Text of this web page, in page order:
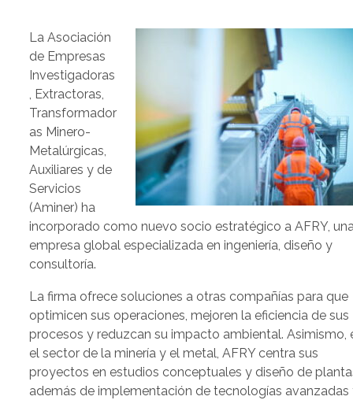
La Asociación
de Empresas
Investigadoras
, Extractoras,
Transformador
as Minero-
Metalúrgicas,
Auxiliares y de
Servicios
(Aminer) ha
incorporado como nuevo socio estratégico a AFRY,
empresa global especializada en ingeniería, diseño y
consultoría.
La firma ofrece soluciones a otras compañías para que
optimicen sus operaciones, mejoren la eficiencia de sus
procesos y reduzcan su impacto ambiental. Asimismo,
el sector de la minería y el metal, AFRY centra sus
proyectos en estudios conceptuales y diseño de
además de implementación de tecnologías avanzadas